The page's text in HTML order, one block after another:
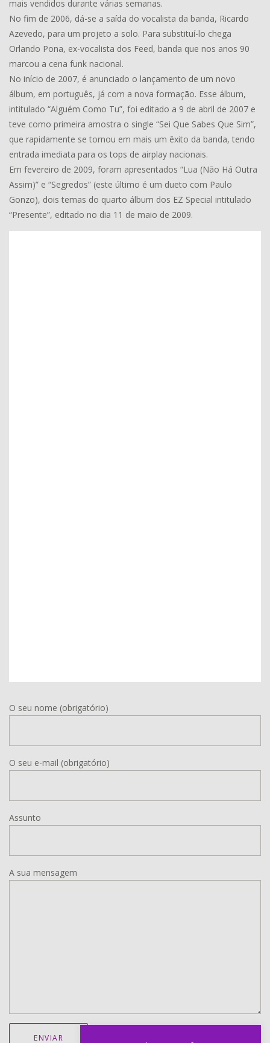
mais vendidos durante várias semanas.
No fim de 2006, dá-se a saída do vocalista da banda, Ricardo
Azevedo, para um projeto a solo. Para substituí-lo chega
Orlando Pona, ex-vocalista dos Feed, banda que nos anos 90
marcou a cena funk nacional.
No início de 2007, é anunciado o lançamento de um novo
álbum, em português, já com a nova formação. Esse álbum,
intitulado “Alguém Como Tu”, foi editado a 9 de abril de 2007 e
teve como primeira amostra o single “Sei Que Sabes Que Sim”,
que rapidamente se tornou em mais um êxito da banda, tendo
entrada imediata para os tops de airplay nacionais.
Em fevereiro de 2009, foram apresentados “Lua (Não Há Outra
Assim)” e “Segredos” (este último é um dueto com Paulo
Gonzo), dois temas do quarto álbum dos EZ Special intitulado
“Presente”, editado no dia 11 de maio de 2009.
O seu nome (obrigatório)
O seu e-mail (obrigatório)
Assunto
A sua mensagem